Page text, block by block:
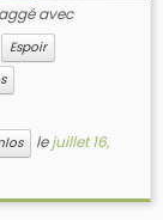
avec
Espoir
lejuillet 16,